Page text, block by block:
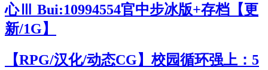
心Ⅲ Bui:10994554官中步冰版+存档【更
新/1G】
【RPG/汉化/动态CG】校园循环强上：5